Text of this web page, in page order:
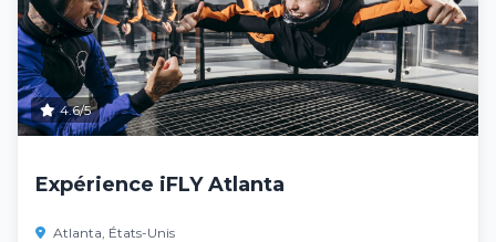
4.6/5
Expérience iFLY Atlanta
Atlanta, États-Unis